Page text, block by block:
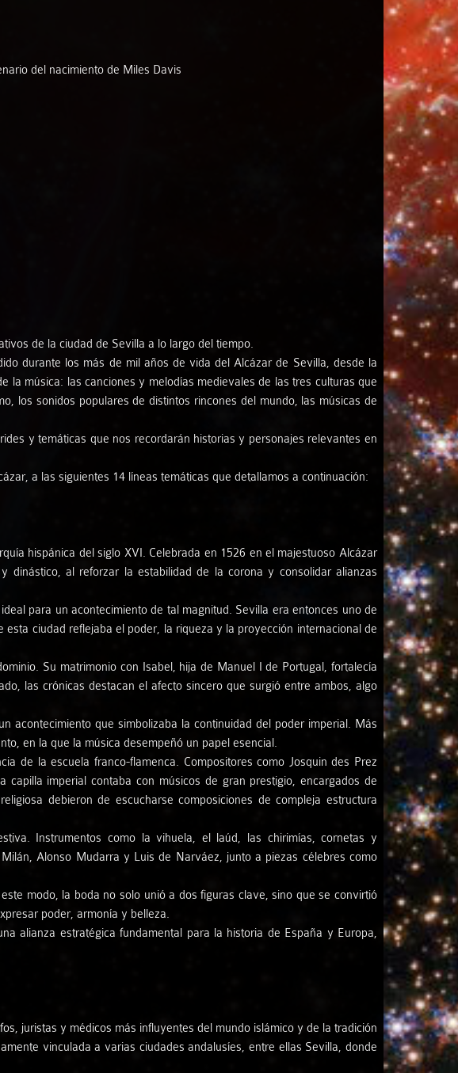
del nacimiento de Miles Davis
de la ciudad de Sevilla a lo largo del tiempo.
durante los más de mil años de vida del Alcázar de Sevilla, desde la
la música: las canciones y melodías medievales de las tres culturas que
los sonidos populares de distintos rincones del mundo, las músicas de
y temáticas que nos recordarán historias y personajes relevantes en
a las siguientes 14 líneas temáticas que detallamos a continuación:
hispánica del siglo XVI. Celebrada en 1526 en el majestuoso Alcázar
al reforzar la estabilidad de la corona y consolidar alianzas
para un acontecimiento de tal magnitud. Sevilla era entonces uno de
ciudad reflejaba el poder, la riqueza y la proyección internacional de
Su matrimonio con Isabel, hija de Manuel I de Portugal, fortalecía
las crónicas destacan el afecto sincero que surgió entre ambos, algo
acontecimiento que simbolizaba la continuidad del poder imperial. Más
en la que la música desempeñó un papel esencial.
de la escuela franco-flamenca. Compositores como Josquin des Prez
imperial contaba con músicos de gran prestigio, encargados de
debieron de escucharse composiciones de compleja estructura
Instrumentos como la vihuela, el laúd, las chirimías, cornetas y
Alonso Mudarra y Luis de Narváez, junto a piezas célebres como
modo, la boda no solo unió a dos figuras clave, sino que se convirtió
poder, armonía y belleza.
alianza estratégica fundamental para la historia de España y Europa,
juristas y médicos más influyentes del mundo islámico y de la tradición
vinculada a varias ciudades andalusíes, entre ellas Sevilla, donde